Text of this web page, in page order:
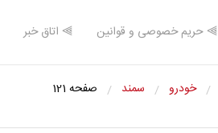
⫸ حریم خصوصی و قوانین ⫸ اتاق خبر
خودرو سمند صفحه 121